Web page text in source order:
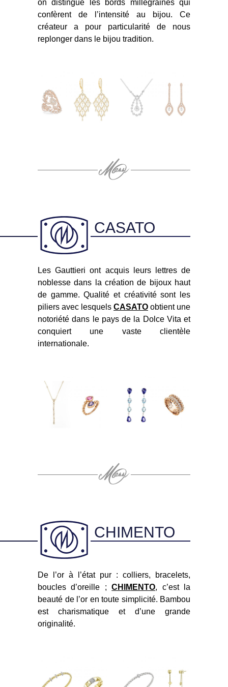
on distingue les bords millegrainés qui
confèrent de l’intensité au bijou. Ce
créateur a pour particularité de nous
replonger dans le bijou tradition.
CASATO
Les Gauttieri ont acquis leurs lettres de
noblesse dans la création de bijoux haut
de gamme. Qualité et créativité sont les
piliers avec lesquels CASATO obtient une
notoriété dans le pays de la Dolce Vita et
conquiert une vaste clientèle
internationale.
CHIMENTO
De l’or à l’état pur : colliers, bracelets,
boucles d’oreille ;CHIMENTO, c’est la
beauté de l’or en toute simplicité. Bambou
est charismatique et d’une grande
originalité.